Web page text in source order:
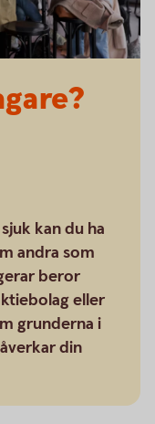
kan du ha
andra som
beror
eller
grunderna i
din